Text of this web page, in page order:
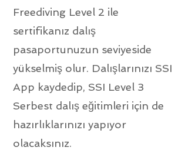
Freediving Level 2 ile
sertifikanız dalış
pasaportunuzun seviyeside
yükselmiş olur. Dalışlarınızı SSI
App kaydedip, SSI Level 3
Serbest dalış eğitimleri için de
hazırlıklarınızı yapıyor
olacaksınız.